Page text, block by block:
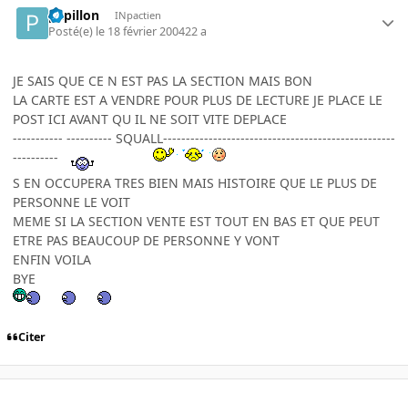
papillon INpactien
Posté(e) le 18 février 200422 a
JE SAIS QUE CE N EST PAS LA SECTION MAIS BON
LA CARTE EST A VENDRE POUR PLUS DE LECTURE JE PLACE LE
POST ICI AVANT QU IL NE SOIT VITE DEPLACE
----------- ---------- SQUALL---------------------------------------------------
----------
S EN OCCUPERA TRES BIEN MAIS HISTOIRE QUE LE PLUS DE
PERSONNE LE VOIT
MEME SI LA SECTION VENTE EST TOUT EN BAS ET QUE PEUT
ETRE PAS BEAUCOUP DE PERSONNE Y VONT
ENFIN VOILA
BYE
Citer